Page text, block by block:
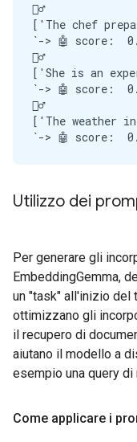
🙋‍♂️
['The chef
`-> 🤖 score:
🙋‍♂️
['She is an
`-> 🤖 score:
🙋‍♂️
['The weather
Utilizzo dei
Per generare gli
EmbeddingGemma,
un "task" all'inizio del
ottimizzano gli
il recupero di
aiutano il modello a
esempio una query di
Come applicare i